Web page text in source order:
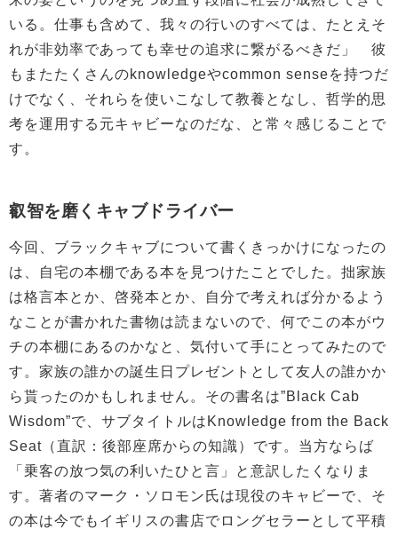
いる。仕事も含めて、我々の行いのすべては、たとえそ
れが非効率であっても幸せの追求に繋がるべきだ」 彼
もまたたくさんのknowledgeやcommon senseを持つだ
けでなく、それらを使いこなして教養となし、哲学的思
考を運用する元キャビーなのだな、と常々感じることで
す。
叡智を磨くキャブドライバー
今回、ブラックキャブについて書くきっかけになったの
は、自宅の本棚である本を見つけたことでした。拙家族
は格言本とか、啓発本とか、自分で考えれば分かるよう
なことが書かれた書物は読まないので、何でこの本がウ
チの本棚にあるのかなと、気付いて手にとってみたので
す。家族の誰かの誕生日プレゼントとして友人の誰かか
ら貰ったのかもしれません。その書名は”Black Cab
Wisdom”で、サブタイトルはKnowledge from the Back
Seat（直訳：後部座席からの知識）です。当方ならば
「乗客の放つ気の利いたひと言」と意訳したくなりま
す。著者のマーク・ソロモン氏は現役のキャビーで、そ
の本は今でもイギリスの書店でロングセラーとして平積